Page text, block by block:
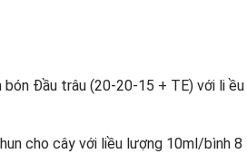
Đầu trâu (20-20-15 + TE) với li
cho cây với liều lượng 10ml/bình